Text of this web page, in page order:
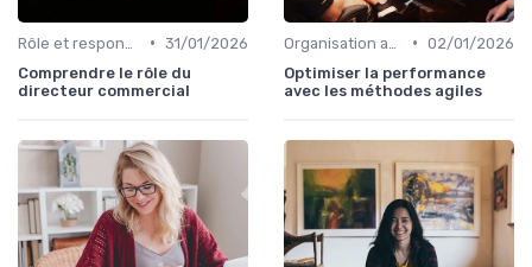
• 31/01/2026
Comprendre le rôle du
directeur commercial
• 02/01/2026
Optimiser la performance
avec les méthodes agiles